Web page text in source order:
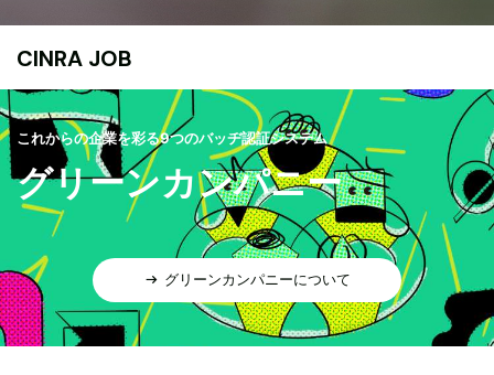
CINRA JOB
これからの企業を彩る9つのバッヂ認証システム
グリーンカンパニー
グリーンカンパニーについて